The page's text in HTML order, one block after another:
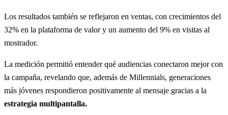
Los resultados también se reflejaron en ventas, con crecimientos del
32% en la plataforma de valor y un aumento del 9% en visitas al
mostrador.
La medición permitió entender qué audiencias conectaron mejor con
la campaña, revelando que, además de Millennials, generaciones
más jóvenes respondieron positivamente al mensaje gracias a la
estrategia multipantalla.